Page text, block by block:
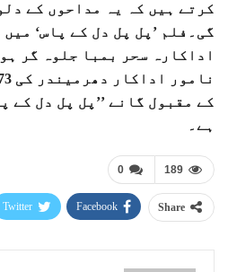
کرتے ہیں کہ یہ مداحوں کے
گی۔فلم ’پل پل دل کے پاس‘
اداکارہ سحر بمبا جلوہ گر
کے مقبول گانے ’’پل پل دل کے
ہے۔
0 189
Share
Facebook
Twitter